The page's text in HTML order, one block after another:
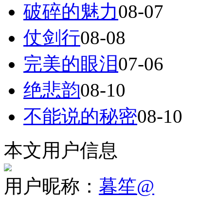
破碎的魅力08-07
仗剑行08-08
完美的眼泪07-06
绝悲韵08-10
不能说的秘密08-10
本文用户信息
用户昵称： 暮笙@